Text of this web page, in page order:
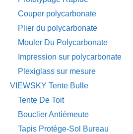
Couper polycarbonate
Plier du polycarbonate
Mouler Du Polycarbonate
Impression sur polycarbonate
Plexiglass sur mesure
VIEWSKY Tente Bulle
Tente De Toit
Bouclier Antiémeute
Tapis Protège-Sol Bureau